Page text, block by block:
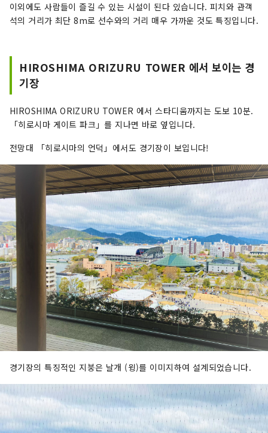
이외에도 사람들이 즐길 수 있는 시설이 된다 있습니다. 피치와 관객
석의 거리가 최단 8m로 선수와의 거리 매우 가까운 것도 특징입니다.
HIROSHIMA ORIZURU TOWER 에서 보이는 경
기장
HIROSHIMA ORIZURU TOWER 에서 스타디움까지는 도보 10분.
「히로시마 게이트 파크」를 지나면 바로 옆입니다.
전망대 「히로시마의 언덕」에서도 경기장이 보입니다!
경기장의 특징적인 지붕은 날개 (윙)를 이미지하여 설계되었습니다.